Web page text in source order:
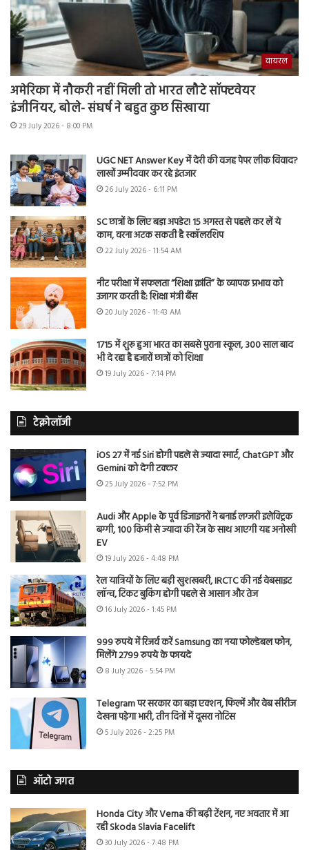
वायरल
अमेरिका में नौकरी नहीं मिली तो भारत लौटे सॉफ्टवेयर
इंजीनियर, बोले- संघर्ष ने बहुत कुछ सिखाया
29 July 2026 - 8:00 PM
UGC NET Answer Key में देरी की वजह पेपर लीक विवाद?
लाखों उम्मीदवार कर रहे इंतजार
26 July 2026 - 6:11 PM
SC छात्रों के लिए बड़ा अपडेट! 15 अगस्त से पहले कर लें ये
काम, वरना अटक सकती है स्कॉलरशिप
22 July 2026 - 11:54 AM
नीट परीक्षा में सफलता “शिक्षा क्रांति” के व्यापक प्रभाव को
उजागर करती है: शिक्षा मंत्री बैंस
20 July 2026 - 11:43 AM
1715 में शुरू हुआ भारत का सबसे पुराना स्कूल, 300 साल बाद
भी दे रहा है हजारों छात्रों को शिक्षा
19 July 2026 - 7:14 PM
टेक्नोलॉजी
iOS 27 में नई Siri होगी पहले से ज्यादा स्मार्ट, ChatGPT और
Gemini को देगी टक्कर
25 July 2026 - 7:52 PM
Audi और Apple के पूर्व डिजाइनरों ने बनाई लग्जरी इलेक्ट्रिक
बग्गी, 100 किमी से ज्यादा की रेंज के साथ आएगी यह अनोखी
EV
19 July 2026 - 4:48 PM
रेल यात्रियों के लिए बड़ी खुशखबरी, IRCTC की नई वेबसाइट
लॉन्च, टिकट बुकिंग होगी पहले से आसान और तेज
16 July 2026 - 1:45 PM
999 रुपये में रिजर्व करें Samsung का नया फोल्डेबल फोन,
मिलेंगे 2799 रुपये के फायदे
8 July 2026 - 5:54 PM
Telegram पर सरकार का बड़ा एक्शन, फिल्में और वेब सीरीज
देखना पड़ेगा भारी, तीन दिनों में दूसरा नोटिस
5 July 2026 - 2:25 PM
ऑटो जगत
Honda City और Verna की बढ़ी टेंशन, नए अवतार में आ
रही Skoda Slavia Facelift
30 July 2026 - 7:48 PM